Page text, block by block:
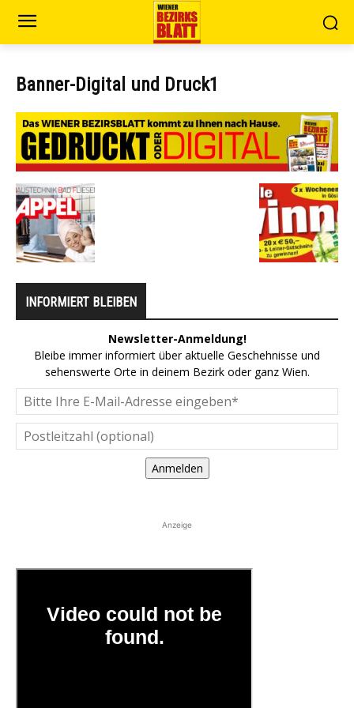
Banner-Digital und Druck1
INFORMIERT BLEIBEN
Newsletter-Anmeldung!
Bleibe immer informiert über aktuelle Geschehnisse und
sehenswerte Orte in deinem Bezirk oder ganz Wien.
Anmelden
Anzeige